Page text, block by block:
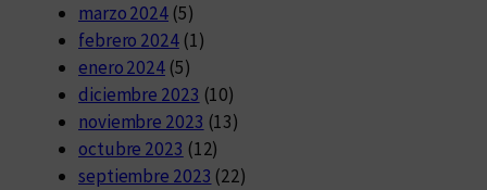
marzo 2024 (5)
febrero 2024(1)
enero 2024 (5)
diciembre 2023 (10)
noviembre 2023 (13)
octubre 2023 (12)
septiembre 2023 (22)